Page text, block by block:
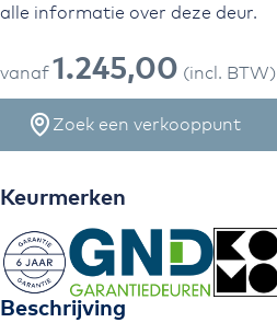
alle informatie over deze deur.
vanaf1.245,00 (incl. BTW)
Zoek een verkooppunt
Keurmerken
Beschrijving